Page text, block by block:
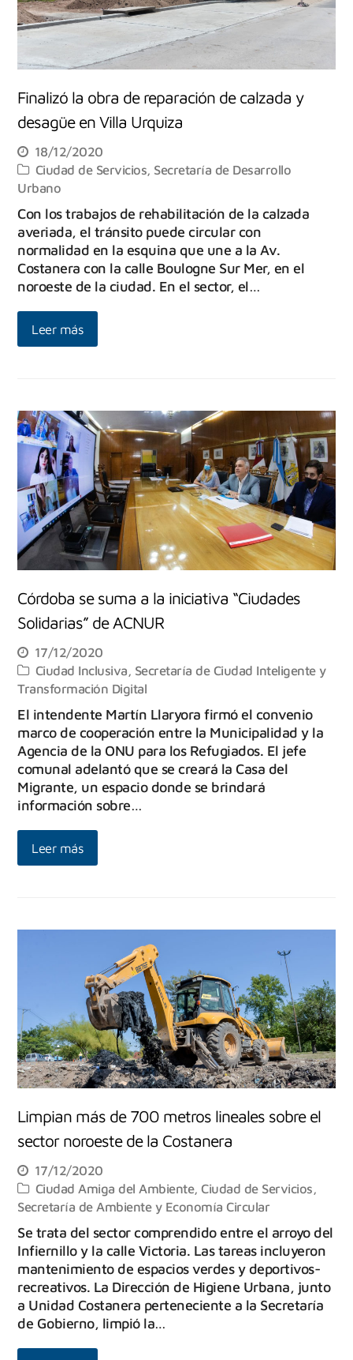
Finalizó la obra de reparación de calzada y
desagüe en Villa Urquiza
18/12/2020
Ciudad de Servicios, Secretaría de Desarrollo
Urbano
Con los trabajos de rehabilitación de la calzada
averiada, el tránsito puede circular con
normalidad en la esquina que une a la Av.
Costanera con la calle Boulogne Sur Mer, en el
noroeste de la ciudad. En el sector, el…
Leer más
Córdoba se suma a la iniciativa “Ciudades
Solidarias” de ACNUR
17/12/2020
Ciudad Inclusiva, Secretaría de Ciudad Inteligente y
Transformación Digital
El intendente Martín Llaryora firmó el convenio
marco de cooperación entre la Municipalidad y la
Agencia de la ONU para los Refugiados. El jefe
comunal adelantó que se creará la Casa del
Migrante, un espacio donde se brindará
información sobre…
Leer más
Limpian más de 700 metros lineales sobre el
sector noroeste de la Costanera
17/12/2020
Ciudad Amiga del Ambiente,Ciudad de Servicios,
Secretaría de Ambiente y Economía Circular
Se trata del sector comprendido entre el arroyo del
Infiernillo y la calle Victoria. Las tareas incluyeron
mantenimiento de espacios verdes y deportivos-
recreativos. La Dirección de Higiene Urbana, junto
a Unidad Costanera perteneciente a la Secretaría
de Gobierno, limpió la…